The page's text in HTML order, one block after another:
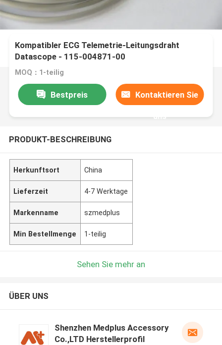
Kompatibler ECG Telemetrie-Leitungsdraht
Datascope - 115-004871-00
MOQ：1-teilig
Bestpreis Kontaktieren Sie
uns
PRODUKT-BESCHREIBUNG
Herkunftsort China
Lieferzeit 4-7 Werktage
Markenname szmedplus
Min Bestellmenge 1-teilig
Sehen Sie mehr an
ÜBER UNS
Shenzhen Medplus Accessory
Co.,LTD Herstellerprofil